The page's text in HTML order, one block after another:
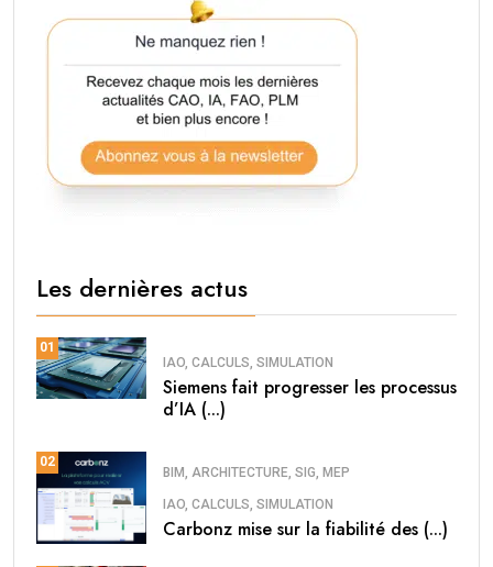
Les dernières actus
01
IAO, CALCULS, SIMULATION
Siemens fait progresser les processus
d’IA (...)
02
BIM, ARCHITECTURE, SIG, MEP
IAO, CALCULS, SIMULATION
Carbonz mise sur la fiabilité des (...)